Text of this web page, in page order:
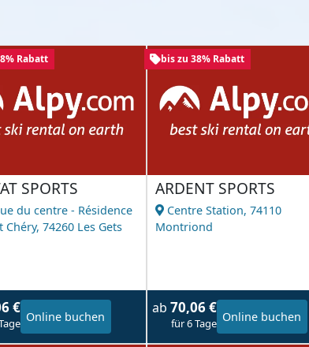
Rabatt
SPORTS
du centre - Résidence
Chéry, 74260 Les Gets
€
Online buchen
bis zu 38% Rabatt
ARDENT SPORTS
Centre Station, 74110
Montriond
ab 70,06 €
für 6 Tage Online buchen